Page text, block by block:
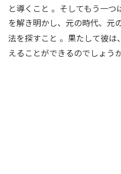
と導くこと 。そしてもう一つ
を解き明かし、元の時代、元
法を探すこと 。果たして彼は
えることができるのでしょう